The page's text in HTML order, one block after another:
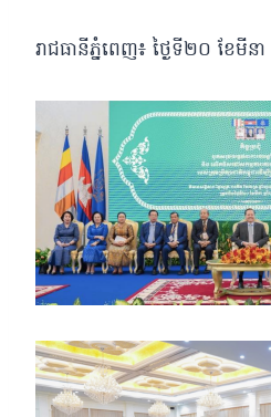
រាជធានីភ្នំពេញ៖ ថ្ងៃទី២០ ខែមី